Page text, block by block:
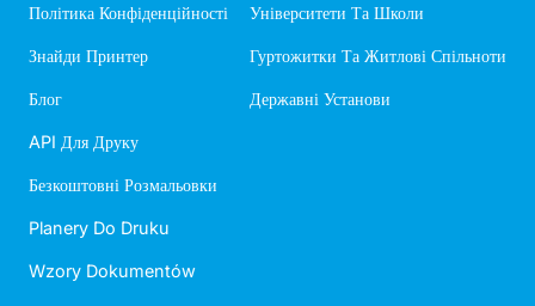
Політика Конфіденційності
Знайди Принтер
Блог
API Для Друку
Безкоштовні Розмальовки
Planery Do Druku
Wzory Dokumentów
Університети Та Школи
Гуртожитки Та Житлові Спільноти
Державні Установи